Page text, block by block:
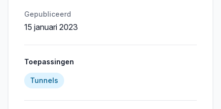
Gepubliceerd
15 januari 2023
Toepassingen
Tunnels